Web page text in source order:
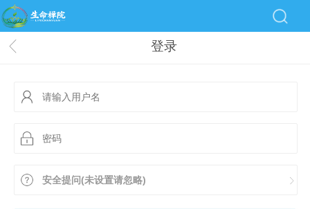
登录
安全提问(未设置请忽略)